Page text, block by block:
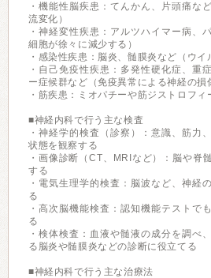
・機能性脳疾患：てんかん、片頭痛な
流変化）
・神経変性疾患：アルツハイマー病、
細胞が徐々に減少する）
・感染性疾患：脳炎、髄膜炎など（ウイ
・自己免疫性疾患：多発性硬化症、重
ー症候群など（免疫異常による神経の損
・筋疾患：ミオパチーや筋ジストロフィ
■神経内科で行う主な検査
・神経学的検査（診察）：意識、筋力
状態を観察する
・画像診断（CT、MRIなど）：脳や脊
する
・電気生理学的検査：脳波など、神経
る
・高次脳機能検査：認知機能テストで
る
・検体検査：血液や髄液の成分を調べ
る脳炎や髄膜炎などの診断に役立てる
■神経内科で行う主な治療法